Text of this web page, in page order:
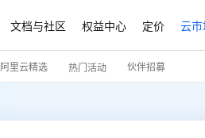
文档与社区 权益中心 定价 云
阿里云精选 热门活动 伙伴招募